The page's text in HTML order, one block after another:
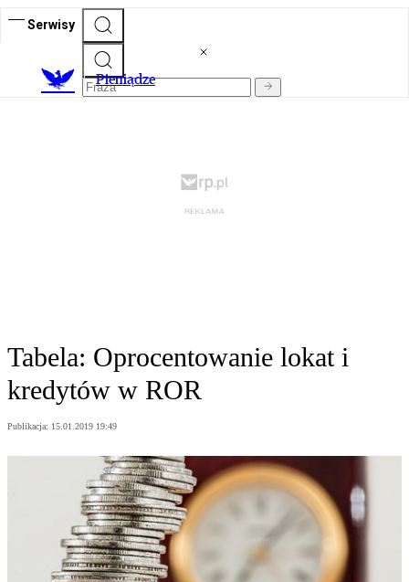
Serwisy
Pieniądze
Tabela: Oprocentowanie lokat i
kredytów w ROR
Publikacja: 15.01.2019 19:49